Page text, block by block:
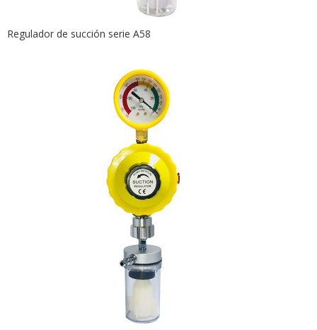
Regulador de succión serie A58